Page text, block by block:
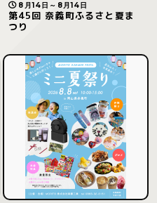
8月14日～8月14日
第45回 奈義町ふるさと夏ま
つり